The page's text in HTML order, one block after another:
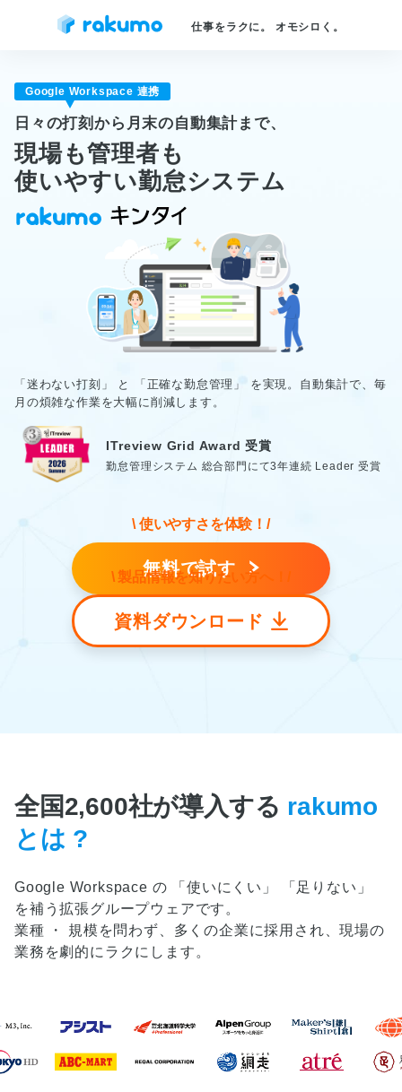
仕事をラクに。 オモシロく。
Google Workspace 連携
日々の打刻から月末の自動集計まで、
現場も管理者も
使いやすい勤怠システム
「迷わない打刻」 と 「正確な勤怠管理」 を実現。 自動集計で、毎
月の煩雑な作業を大幅に削減します。
ITreview Grid Award 受賞
勤怠管理システム 総合部門にて3年連続 Leader 受賞
無料で試す
資料ダウンロード
全国2,600社が導入する rakumo
とは ?
Google Workspace の 「使いにくい」 「足りない」
を補う拡張グループウェアです。
業種 ・ 規模を問わず、多くの企業に採用され、現場の
業務を劇的にラクにします。